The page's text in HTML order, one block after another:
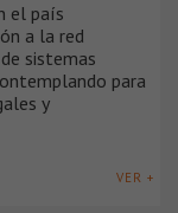
el país
a la red
sistemas
para
y
VER +